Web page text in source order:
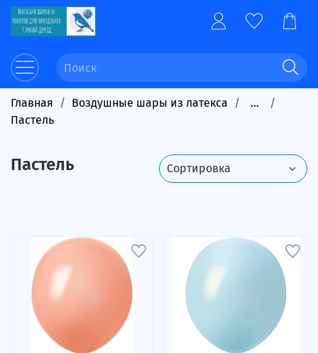
Главная Воздушные шары из латекса
...
Пастель
Пастель